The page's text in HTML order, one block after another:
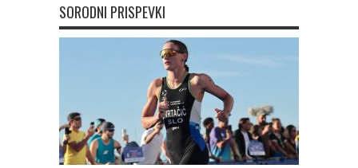
SORODNI PRISPEVKI